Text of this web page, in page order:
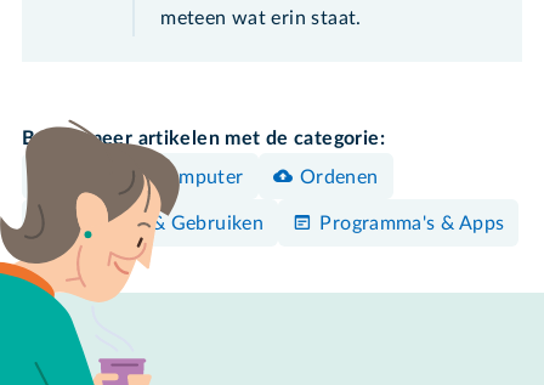
meteen wat erin staat.
Bekijk meer artikelen met de categorie:
Windows-computer
Ordenen
Bedienen & Gebruiken Programma's & Apps